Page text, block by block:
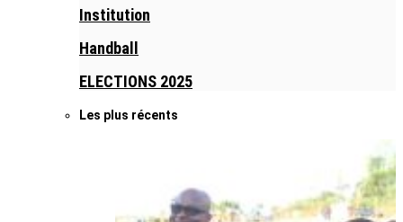
Institution
Handball
ELECTIONS 2025
Les plus récents